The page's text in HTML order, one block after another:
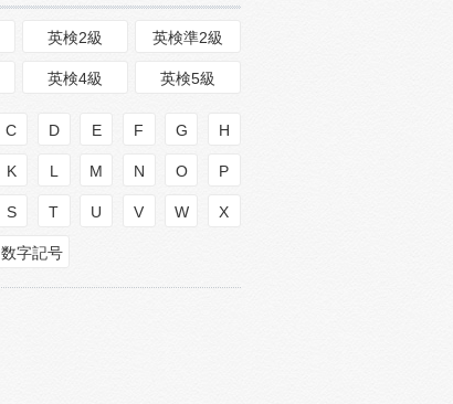
英検2級 英検準2級
英検4級 英検5級
C D E F G H
K L M N O P
S T U V W X
数字記号